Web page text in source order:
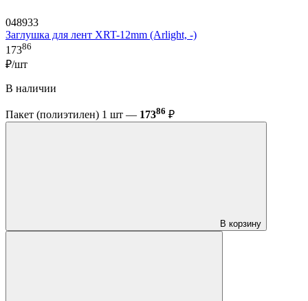
048933
Заглушка для лент XRT-12mm (Arlight, -)
17386
₽/шт
В наличии
Пакет (полиэтилен) 1 шт — 17386 ₽
В корзину